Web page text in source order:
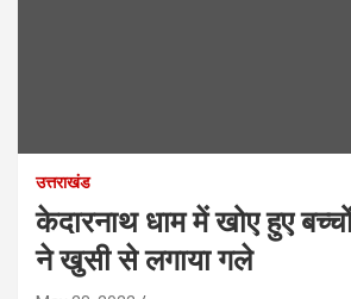
उत्तराखंड
केदारनाथ धाम में खोए हुए
ने खुसी से लगाया गले